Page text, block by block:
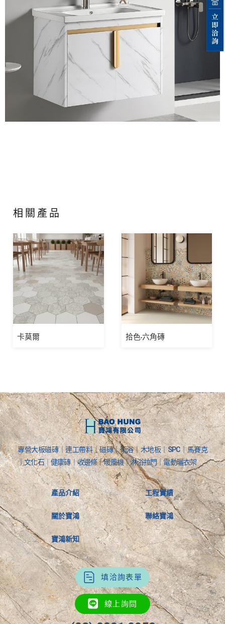
相關產品
卡莫爾 拾色-六角磚
專營大板磁磚｜連工帶料｜磁磚｜衛浴｜木地板｜SPC｜馬賽克
｜文化石｜健康磚｜收邊條｜暖風機｜淋浴拉門｜電動曬衣架
產品介紹
關於寶鴻
寶鴻新知
工程實績
聯絡寶鴻
填洽詢表單
線上詢問